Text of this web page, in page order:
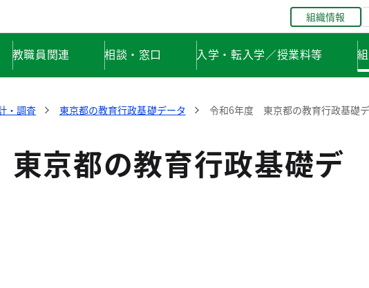
組織情報
教職員関連 相談・窓口 入学・転入学／授業料等
・調査 東京都の教育行政基礎データ 令和6年度 東京都の教育行政基礎
京都の教育行政基礎デ